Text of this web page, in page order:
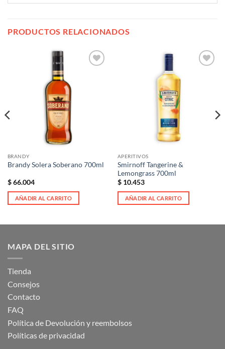
PRODUCTOS RELACIONADOS
BRANDY
Brandy Solera Soberano 700ml
$66.004
AÑADIR AL CARRITO
APERITIVOS
Smirnoff Tangerine &
Lemongrass 700ml
$10.453
AÑADIR AL CARRITO
MAPA DEL SITIO
Tienda
Consejos
Contacto
FAQ
Política de Devolución y reembolsos
Políticas de privacidad